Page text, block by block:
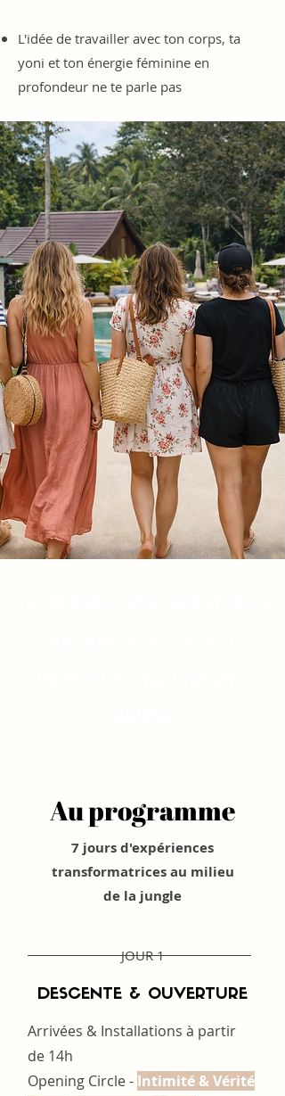
L'idée de travailler avec ton corps, ta
yoni et ton énergie féminine en
profondeur ne te parle pas
Au programme
7 jours d'expériences
transformatrices au milieu
de la jungle
JOUR 1
DESCENTE & OUVERTURE
Arrivées & Installations à partir
de 14h
Opening Circle - Intimité & Vérité